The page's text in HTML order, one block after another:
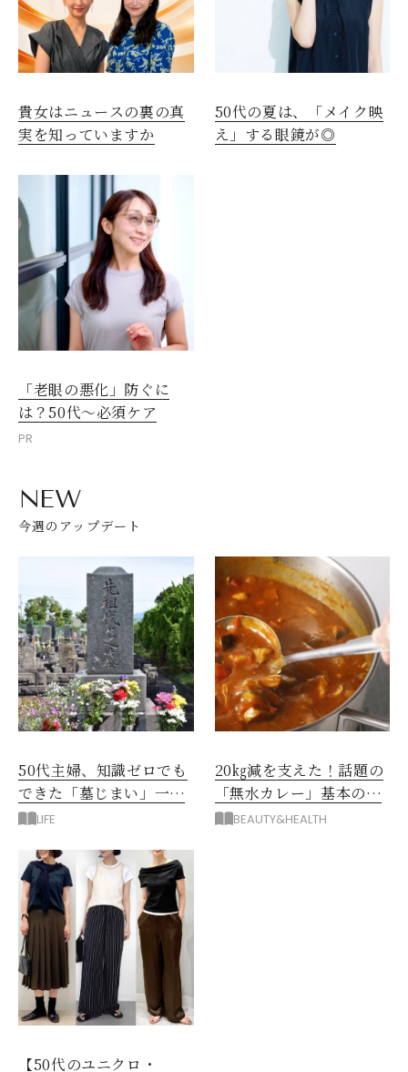
貴女はニュースの裏の真
実を知っていますか
50代の夏は、「メイク映
え」する眼鏡が◎
「老眼の悪化」防ぐに
は？50代～必須ケア
PR
NEW
今週のアップデート
50代主婦、知識ゼロでも
できた「墓じまい」一つ
後悔したのは、ある順
LIFE
20㎏減を支えた！話題の
「無水カレー」基本の作
り方とおすすめルウ6選
BEAUTY&HEALTH
【50代のユニクロ・